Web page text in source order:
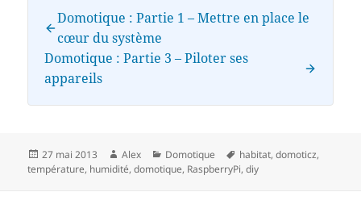
Domotique : Partie 1 – Mettre en place le
cœur du système
Domotique : Partie 3 – Piloter ses
appareils
Publié
le
27 mai 2013 Auteur
Alex Catégories
Domotique
Mots-
clés
habitat,domoticz,
température, humidité,domotique, RaspberryPi,diy